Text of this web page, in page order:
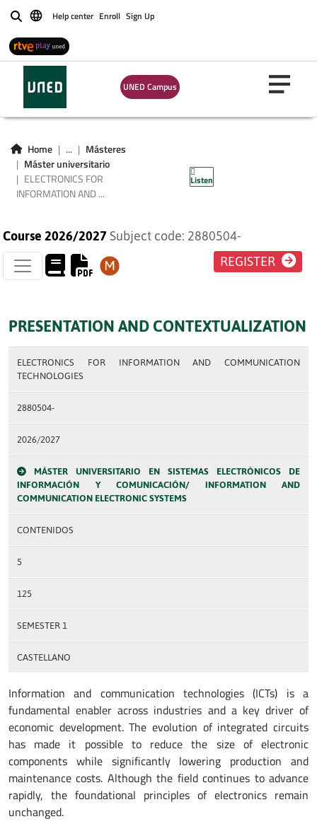
BuscarHelp center Enroll Sign Up
UNED Campus
Home ...
Másteres
Máster universitario
ELECTRONICS FOR
INFORMATION AND ...
Listen
ELECTRONICS FOR
INFORMATION AND
COMMUNICATION
TECHNOLOGIES
Course 2026/2027 Subject code: 2880504-
REGISTER
PRESENTATION AND CONTEXTUALIZATION
ELECTRONICS FOR INFORMATION AND COMMUNICATION
TECHNOLOGIES
2880504-
2026/2027
MÁSTER UNIVERSITARIO EN SISTEMAS ELECTRÓNICOS DE
INFORMACIÓN Y COMUNICACIÓN/ INFORMATION AND
COMMUNICATION ELECTRONIC SYSTEMS
CONTENIDOS
5
125
SEMESTER 1
CASTELLANO
Information and communication technologies (ICTs) is a
fundamental enabler across industries and a key driver of
economic development. The evolution of integrated circuits
has made it possible to reduce the size of electronic
components while significantly lowering production and
maintenance costs. Although the field continues to advance
rapidly, the foundational principles of electronics remain
unchanged.